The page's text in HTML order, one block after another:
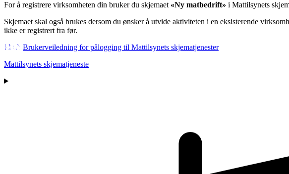
For å registrere virksomheten din bruker du skjemaet «Ny matbedrift» i Mattilsynets
Skjemaet skal også brukes dersom du ønsker å utvide aktiviteten i en eksisterende
ikke er registrert fra før.
Brukerveiledning for pålogging til Mattilsynets skjematjenester
Mattilsynets skjematjeneste